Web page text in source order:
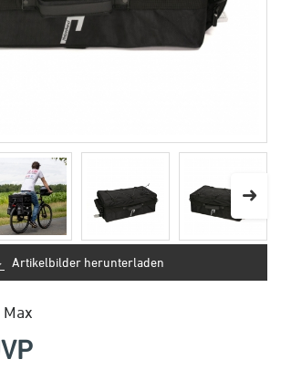
Artikelbilder herunterladen